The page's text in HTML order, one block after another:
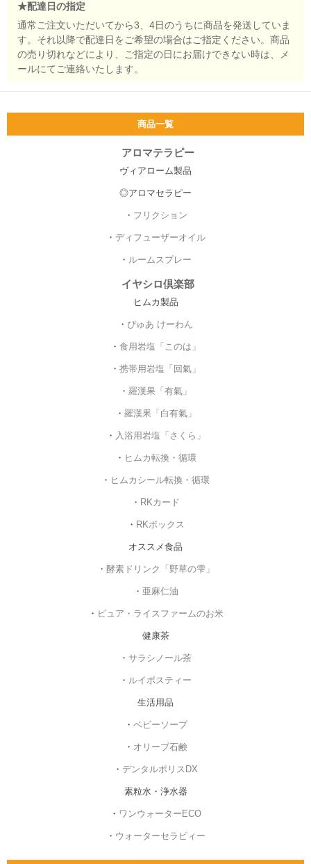
★配達日の指定
通常ご注文いただいてから3、4日のうちに商品を発送していま
す。それ以降で配達日をご希望の場合はご指定ください。商品
の売り切れなどにより、ご指定の日にお届けできない時は、メ
ールにてご連絡いたします。
商品一覧
アロマテラピー
ヴィアローム製品
◎アロマセラピー
・ フリクション
・ ディフューザーオイル
・ ルームスプレー
イヤシロ倶楽部
ヒムカ製品
・ ぴゅあ けーわん
・ 食用岩塩「このは」
・ 携帯用岩塩「回氣」
・ 羅漢果「有氣」
・ 羅漢果「白有氣」
・ 入浴用岩塩「さくら」
・ ヒムカ転換・循環
・ ヒムカシール転換・循環
・ RKカード
・ RKボックス
オススメ食品
・ 酵素ドリンク「野草の雫」
・ 亜麻仁油
・ ピュア・ライスファームのお米
健康茶
・ サラシノール茶
・ ルイボスティー
生活用品
・ ベビーソープ
・ オリーブ石鹸
・ デンタルポリスDX
素粒水・浄水器
・ ワンウォーターECO
・ ウォーターセラピィー